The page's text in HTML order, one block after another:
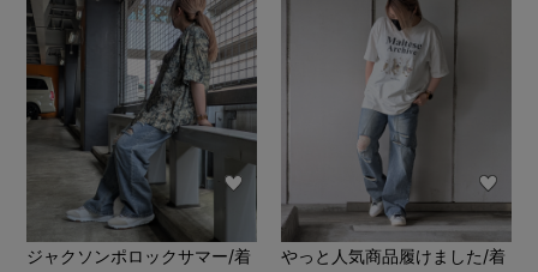
ジャクソンポロックサマー/着
やっと人気商品履けました/着